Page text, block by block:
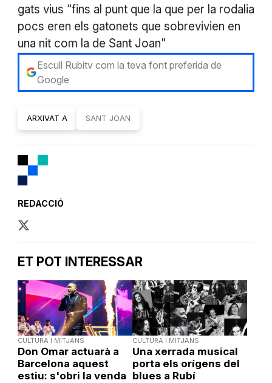
gats vius “fins al punt que la que per la rodalia
pocs eren els gatonets que sobrevivien en
una nit com la de Sant Joan"
Escull Rubitv com la teva font preferida de
Google
ARXIVAT A SANT JOAN
REDACCIÓ
ET POT INTERESSAR
CULTURA I MITJANS
Don Omar actuarà a
Barcelona aquest
estiu: s'obri la venda
CULTURA I MITJANS
Una xerrada musical
porta els orígens del
blues a Rubí